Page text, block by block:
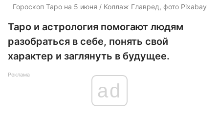
Гороскоп Таро на 5 июня / Коллаж Главред, фото Pixabay
Таро и астрология помогают людям
разобраться в себе, понять свой
характер и заглянуть в будущее.
Реклама
ad